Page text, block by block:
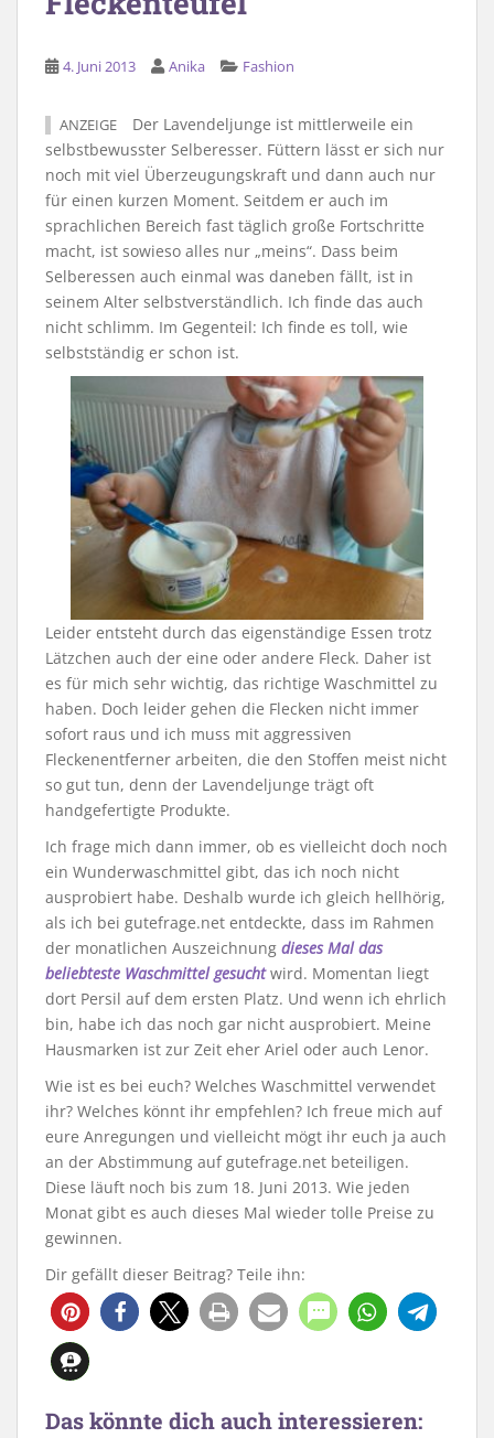
4. Juni 2013 Anika Fashion
ANZEIGE
Der Lavendeljunge ist mittlerweile ein
selbstbewusster Selberesser. Füttern lässt er sich nur
noch mit viel Überzeugungskraft und dann auch nur
für einen kurzen Moment. Seitdem er auch im
sprachlichen Bereich fast täglich große Fortschritte
macht, ist sowieso alles nur „meins“. Dass beim
Selberessen auch einmal was daneben fällt, ist in
seinem Alter selbstverständlich. Ich finde das auch
nicht schlimm. Im Gegenteil: Ich finde es toll, wie
selbstständig er schon ist.
Leider entsteht durch das eigenständige Essen trotz
Lätzchen auch der eine oder andere Fleck. Daher ist
es für mich sehr wichtig, das richtige Waschmittel zu
haben. Doch leider gehen die Flecken nicht immer
sofort raus und ich muss mit aggressiven
Fleckenentferner arbeiten, die den Stoffen meist nicht
so gut tun, denn der Lavendeljunge trägt oft
handgefertigte Produkte.
Ich frage mich dann immer, ob es vielleicht doch noch
ein Wunderwaschmittel gibt, das ich noch nicht
ausprobiert habe. Deshalb wurde ich gleich hellhörig,
als ich bei gutefrage.net entdeckte, dass im Rahmen
der monatlichen Auszeichnung dieses Mal das
beliebteste Waschmittel gesuchtwird. Momentan liegt
dort Persil auf dem ersten Platz. Und wenn ich ehrlich
bin, habe ich das noch gar nicht ausprobiert. Meine
Hausmarken ist zur Zeit eher Ariel oder auch Lenor.
Wie ist es bei euch? Welches Waschmittel verwendet
ihr? Welches könnt ihr empfehlen? Ich freue mich auf
eure Anregungen und vielleicht mögt ihr euch ja auch
an der Abstimmung auf gutefrage.net beteiligen.
Diese läuft noch bis zum 18. Juni 2013. Wie jeden
Monat gibt es auch dieses Mal wieder tolle Preise zu
gewinnen.
Dir gefällt dieser Beitrag? Teile ihn:
Das könnte dich auch interessieren: